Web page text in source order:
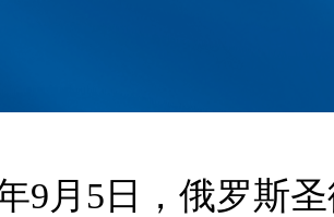
9月5日，俄罗斯